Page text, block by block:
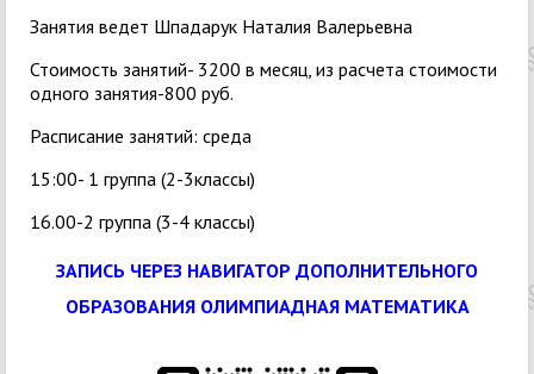
Занятия ведет Шпадарук Наталия Валерьевна
Стоимость занятий- 3200 в месяц, из расчета стоимости
одного занятия-800 руб.
Расписание занятий: среда
15:00- 1 группа (2-3классы)
16.00-2 группа (3-4 классы)
ЗАПИСЬ ЧЕРЕЗ НАВИГАТОР ДОПОЛНИТЕЛЬНОГО
ОБРАЗОВАНИЯ ОЛИМПИАДНАЯ МАТЕМАТИКА